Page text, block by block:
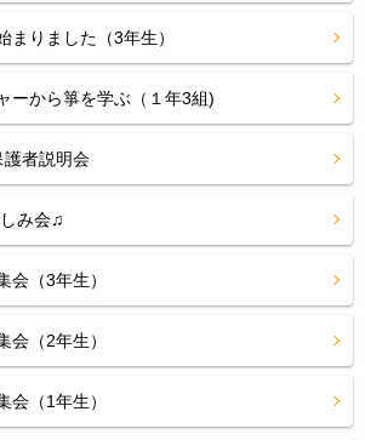
まりました（3年生）
ーから箏を学ぶ（１年3組)
者説明会
み会♫
会（3年生）
会（2年生）
会（1年生）